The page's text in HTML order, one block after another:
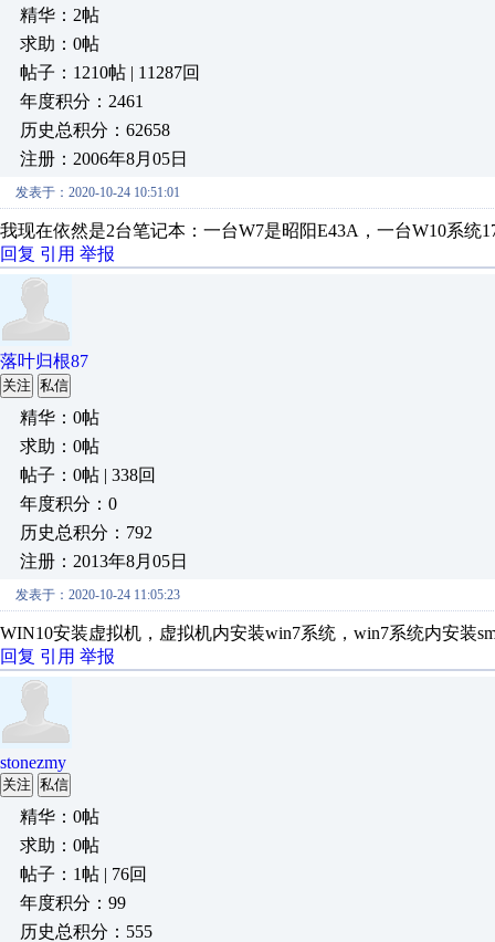
精华：2帖
求助：0帖
帖子：1210帖 | 11287回
年度积分：2461
历史总积分：62658
注册：2006年8月05日
发表于：2020-10-24 10:51:01
我现在依然是2台笔记本：一台W7是昭阳E43A，一台W10系统
回复 引用 举报
落叶归根87
关注 私信
精华：0帖
求助：0帖
帖子：0帖 | 338回
年度积分：0
历史总积分：792
注册：2013年8月05日
发表于：2020-10-24 11:05:23
WIN10安装虚拟机，虚拟机内安装win7系统，win7系统内安装
回复 引用 举报
stonezmy
关注 私信
精华：0帖
求助：0帖
帖子：1帖 | 76回
年度积分：99
历史总积分：555